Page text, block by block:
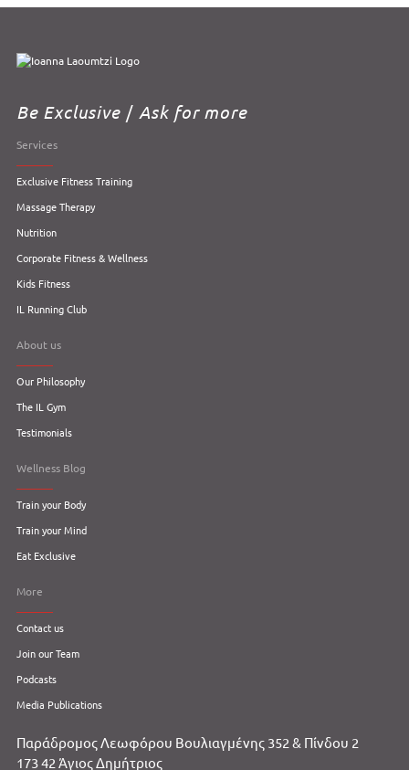
Be Exclusive / Ask for more
Services
Exclusive Fitness Training
Massage Therapy
Nutrition
Corporate Fitness & Wellness
Kids Fitness
IL Running Club
About us
Our Philosophy
The IL Gym
Testimonials
Wellness Blog
Train your Body
Train your Mind
Eat Exclusive
More
Contact us
Join our Team
Podcasts
Media Publications
Παράδρομος Λεωφόρου Βουλιαγμένης 352 & Πίνδου 2
173 42 Άγιος Δημήτριος